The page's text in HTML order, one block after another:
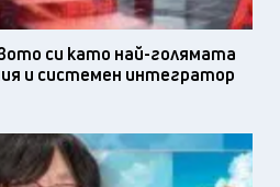
си като най-голямата
и системен интегратор